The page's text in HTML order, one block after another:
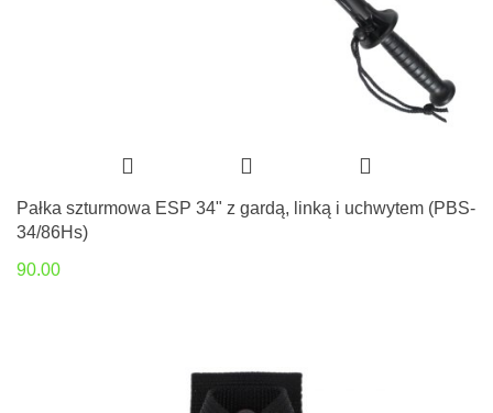
Pałka szturmowa ESP 34" z gardą, linką i uchwytem (PBS-
34/86Hs)
90.00